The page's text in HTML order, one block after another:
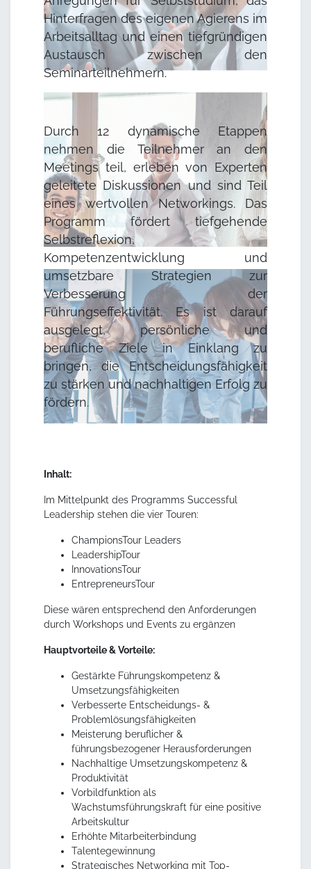
Hinterfragen des eigenen Agierens im
Arbeitsalltag und einen tiefgründigen
Austausch zwischen den
Seminarteilnehmern.
Durch 12 dynamische Etappen
nehmen die Teilnehmer an den
Meetings teil, erleben von Experten
geleitete Diskussionen und sind Teil
eines wertvollen Networkings. Das
Programm fördert tiefgehende
Selbstreflexion,
Kompetenzentwicklung und
umsetzbare Strategien zur
Verbesserung der
Führungseffektivität. Es ist darauf
ausgelegt, persönliche und
berufliche Ziele in Einklang zu
bringen, die Entscheidungsfähigkeit
zu stärken und nachhaltigen Erfolg zu
fördern.
Inhalt:
Im Mittelpunkt des Programms Successful
Leadership stehen die vier Touren:
ChampionsTour Leaders
LeadershipTour
InnovationsTour
EntrepreneursTour
Diese wären entsprechend den Anforderungen
durch Workshops und Events zu ergänzen
Hauptvorteile & Vorteile:
Gestärkte Führungskompetenz &
Umsetzungsfähigkeiten
Verbesserte Entscheidungs- &
Problemlösungsfähigkeiten
Meisterung beruflicher &
führungsbezogener Herausforderungen
Nachhaltige Umsetzungskompetenz &
Produktivität
Vorbildfunktion als
Wachstumsführungskraft für eine positive
Arbeitskultur
Erhöhte Mitarbeiterbindung
Talentegewinnung
Strategisches Networking mit Top-